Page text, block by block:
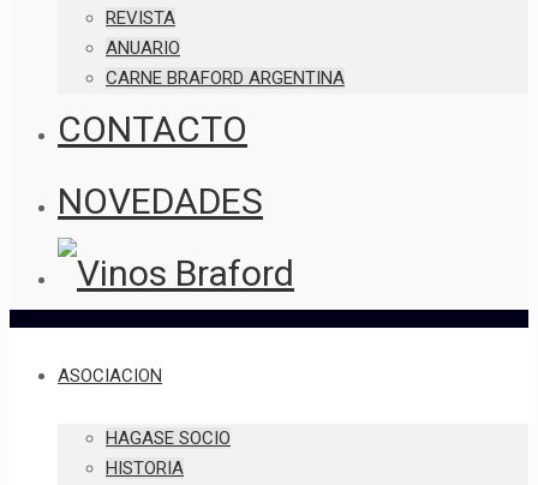
REVISTA
ANUARIO
CARNE BRAFORD ARGENTINA
CONTACTO
NOVEDADES
ASOCIACION
HAGASE SOCIO
HISTORIA